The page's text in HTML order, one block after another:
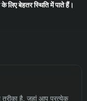
लिए बेहतर स्थिति में पाते हैं।
तरीका है, जहां आप प्रत्येक